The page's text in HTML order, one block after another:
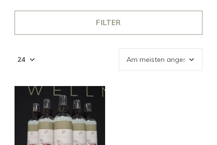
FILTER